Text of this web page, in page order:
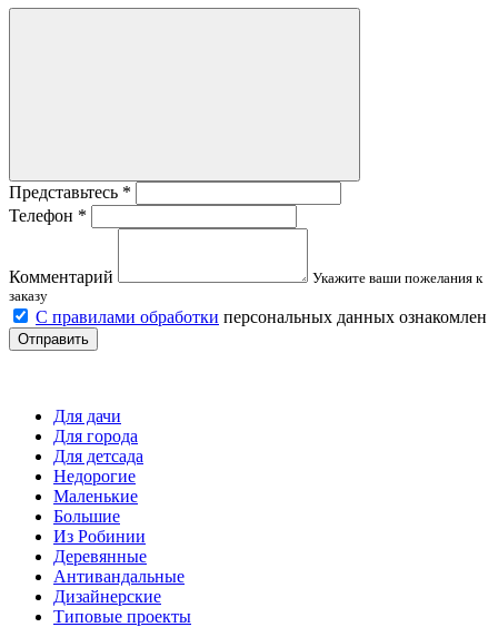
Представьтесь *
Телефон *
Комментарий
Укажите ваши пожелания к
заказу
С правилами обработки персональных данных ознакомлен
Отправить
Для дачи
Для города
Для детсада
Недорогие
Маленькие
Большие
Из Робинии
Деревянные
Антивандальные
Дизайнерские
Типовые проекты